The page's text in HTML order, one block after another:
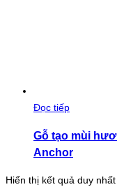
Đọc tiếp
Gỗ tạo mùi
Anchor
Hiển thị kết quả duy nhất